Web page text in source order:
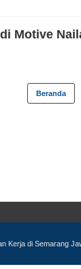
Motive
Beranda
Kerja di Semarang